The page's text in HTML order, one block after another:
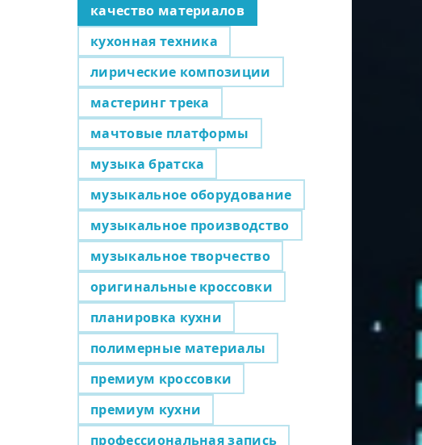
качество материалов
кухонная техника
лирические композиции
мастеринг трека
мачтовые платформы
музыка братска
музыкальное оборудование
музыкальное производство
музыкальное творчество
оригинальные кроссовки
планировка кухни
полимерные материалы
премиум кроссовки
премиум кухни
профессиональная запись